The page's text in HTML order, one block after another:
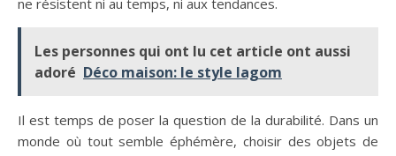
ne résistent ni au temps, ni aux tendances.
Les personnes qui ont lu cet article ont aussi
adoré Déco maison: le style lagom
Il est temps de poser la question de la durabilité. Dans un
monde où tout semble éphémère, choisir des objets de